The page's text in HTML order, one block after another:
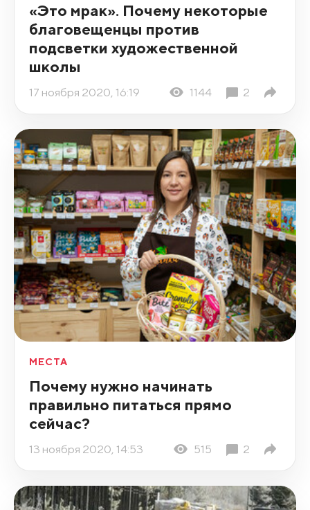
«Это мрак». Почему некоторые
благовещенцы против
подсветки художественной
школы
17 ноября 2020, 16:19 1144 2
МЕСТА
Почему нужно начинать
правильно питаться прямо
сейчас?
13 ноября 2020, 14:53 515 2